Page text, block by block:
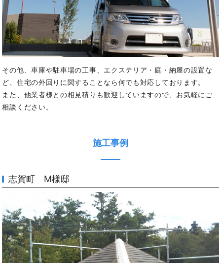
その他、車庫や駐車場の工事、エクステリア・庭・納屋の設置な
ど、住宅の外回りに関することなら何でも対応しております。
また、他業者様との相見積りも歓迎していますので、お気軽にご
相談ください。
施工事例
志賀町 M様邸